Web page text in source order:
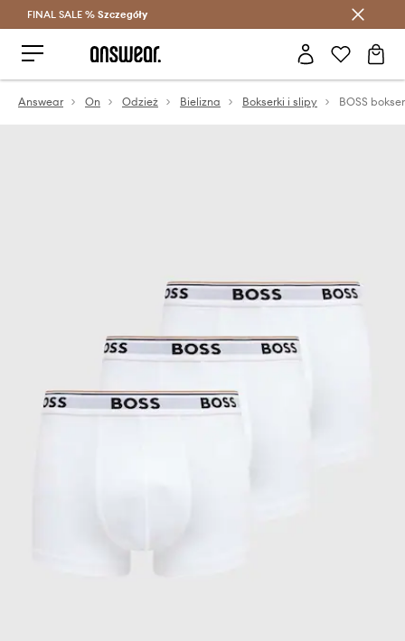
Oszczędzaj z Answear Club >
FINAL SALE % Szczegóły
Answear On Odzież Bielizna Bokserki i slipy